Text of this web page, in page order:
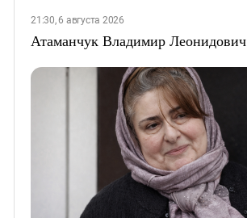
21:30, 6 августа 2026
Атаманчук Владимир Леонидович